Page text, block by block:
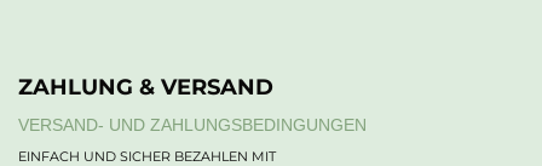
ZAHLUNG & VERSAND
VERSAND- UND ZAHLUNGSBEDINGUNGEN
EINFACH UND SICHER BEZAHLEN MIT